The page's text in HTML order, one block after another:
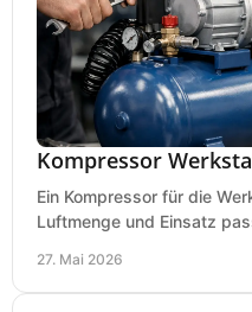
Kompressor
Ein Kompressor für die
Luftmenge und Einsatz
27. Mai 2026